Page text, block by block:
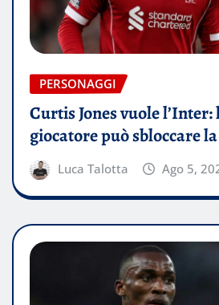
PERSONAGGI
Curtis Jones vuole
giocatore può sbloccare
Luca Talotta Ago 5,